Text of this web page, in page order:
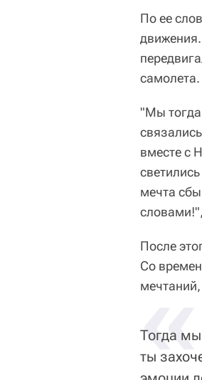
По ее
самолета.
"Мы тогда
вместе с
мечта
После
Со
«
Тогда
ты